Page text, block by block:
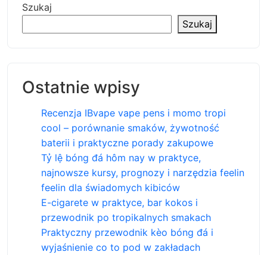
Szukaj
Szukaj
Ostatnie wpisy
Recenzja IBvape vape pens i momo tropi
cool – porównanie smaków, żywotność
baterii i praktyczne porady zakupowe
Tỷ lệ bóng đá hôm nay w praktyce,
najnowsze kursy, prognozy i narzędzia feelin
feelin dla świadomych kibiców
E-cigarete w praktyce, bar kokos i
przewodnik po tropikalnych smakach
Praktyczny przewodnik kèo bóng đá i
wyjaśnienie co to pod w zakładach